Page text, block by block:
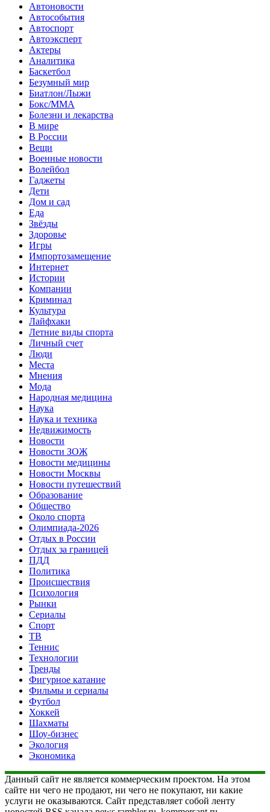
Автоновости
Автособытия
Автоспорт
Автоэксперт
Актеры
Аналитика
Баскетбол
Безумный мир
Биатлон/Лыжи
Бокс/MMA
Болезни и лекарства
В мире
В России
Вещи
Военные новости
Волейбол
Гаджеты
Дети
Дом и сад
Еда
Звёзды
Здоровье
Игры
Импортозамещение
Интернет
Истории
Компании
Криминал
Культура
Лайфхаки
Летние виды спорта
Личный счет
Люди
Места
Мнения
Мода
Народная медицина
Наука
Наука и техника
Недвижимость
Новости
Новости ЗОЖ
Новости медицины
Новости Москвы
Новости путешествий
Образование
Общество
Около спорта
Олимпиада-2026
Отдых в России
Отдых за границей
ПДД
Политика
Происшествия
Психология
Рынки
Сериалы
Спорт
ТВ
Теннис
Технологии
Тренды
Фигурное катание
Фильмы и сериалы
Футбол
Хоккей
Шахматы
Шоу-бизнес
Экология
Экономика
Данный сайт не является коммерческим проектом. На этом
сайте ни чего не продают, ни чего не покупают, ни какие
услуги не оказываются. Сайт представляет собой ленту